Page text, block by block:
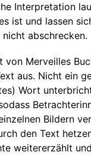
Interpretation
ist und lassen
abschrecken.
von Merveilles
aus. Nicht ein
Wort
Bildern
den Text
weitererzählt